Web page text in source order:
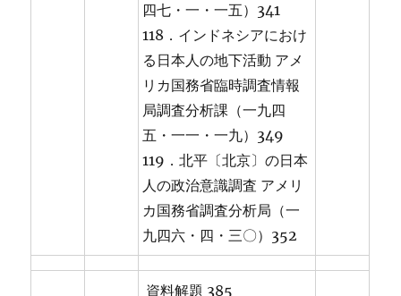
四七・一・一五）341
118．インドネシアにおけ
る日本人の地下活動 アメ
リカ国務省臨時調査情報
局調査分析課（一九四
五・一一・一九）349
119．北平〔北京〕の日本
人の政治意識調査 アメリ
カ国務省調査分析局（一
九四六・四・三〇）352
資料解題 385